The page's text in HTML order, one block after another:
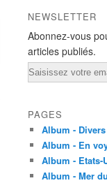
NEWSLETTER
Abonnez-vous
articles publiés.
Email
PAGES
Album -
Album - En
Album - Etats-
Album - Mer